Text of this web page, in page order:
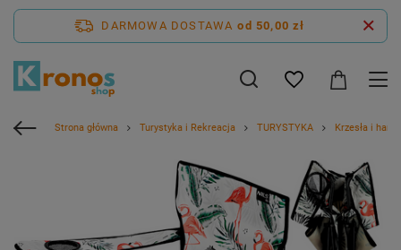
DARMOWA DOSTAWA od 50,00 zł
Strona główna Turystyka i Rekreacja TURYSTYKA Krzesła i